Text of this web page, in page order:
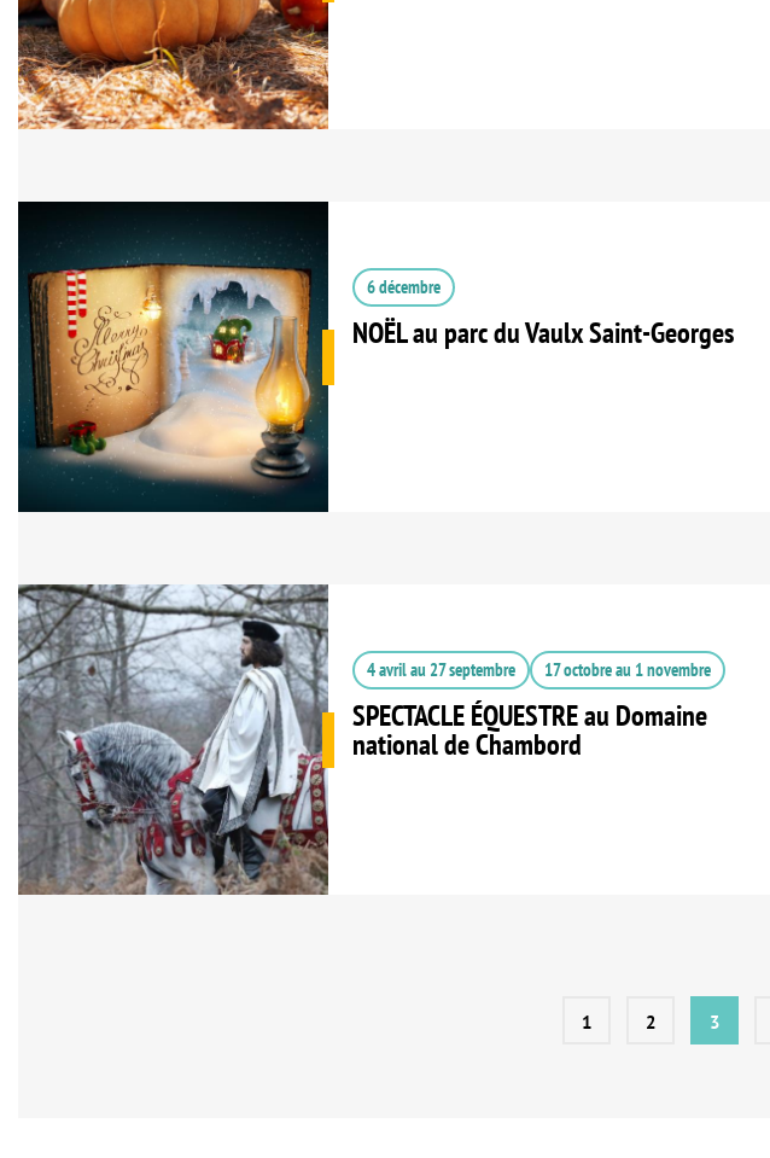
6 décembre
NOËL au parc du Vaulx Saint-Georges
4 avrilau 27 septembre 17 octobreau 1 novembre
SPECTACLE ÉQUESTRE au Domaine
national de Chambord
1 2 3